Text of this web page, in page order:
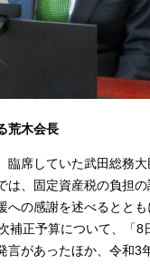
荒木会長
臨席していた武田総務
は、固定資産税の負担
への感謝を述べるとと
補正予算について、「
言があったほか、令和